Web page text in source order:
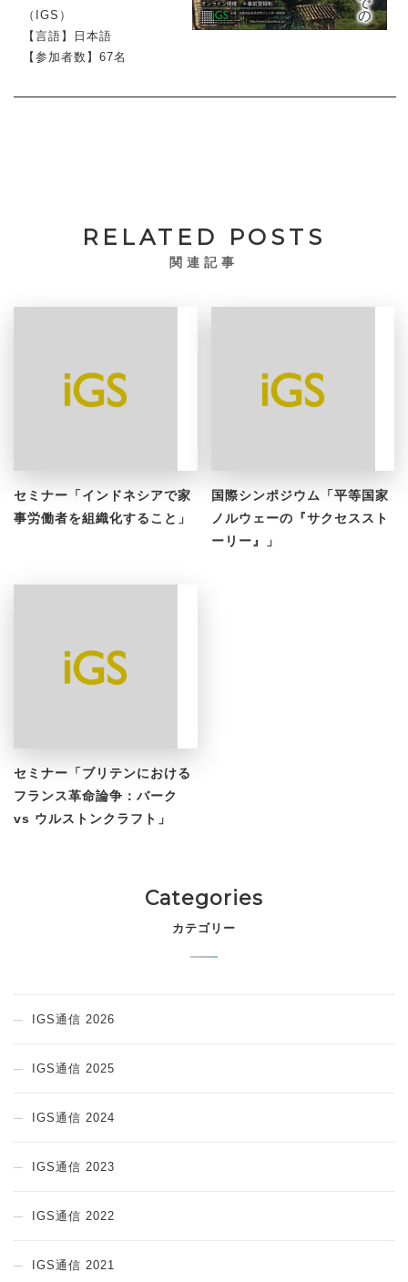
（IGS）
【言語】日本語
【参加者数】67名
RELATED POSTS
関連記事
セミナー「インドネシアで家
事労働者を組織化すること」
国際シンポジウム「平等国家
ノルウェーの『サクセススト
ーリー』」
セミナー「ブリテンにおける
フランス革命論争：バーク
vs ウルストンクラフト」
Categories
カテゴリー
IGS通信 2026
IGS通信 2025
IGS通信 2024
IGS通信 2023
IGS通信 2022
IGS通信 2021